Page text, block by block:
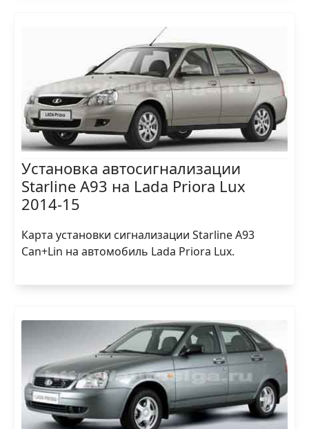
Установка автосигнализации
Starline A93 на Lada Priora Lux
2014-15
Карта установки сигнализации Starline A93
Can+Lin на автомобиль Lada Priora Lux.